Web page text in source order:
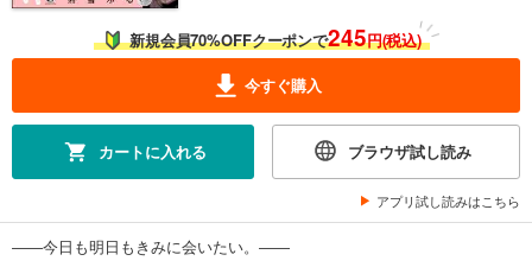
新規会員70%OFFクーポンで245円(税込)
今すぐ購入
カートに入れる ブラウザ試し読み
アプリ試し読みはこちら
――今日も明日もきみに会いたい。――